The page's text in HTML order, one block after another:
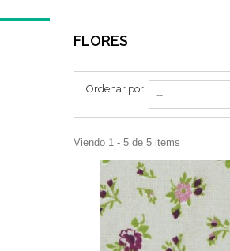
FLORES
Ordenar por
Viendo 1 - 5 de 5 items